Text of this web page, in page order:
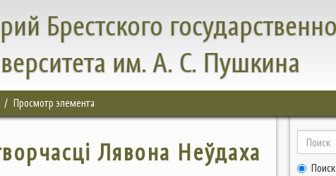
Брестского
им. А. С. Пушкина
Просмотр элемента
Лявона Неўдаха